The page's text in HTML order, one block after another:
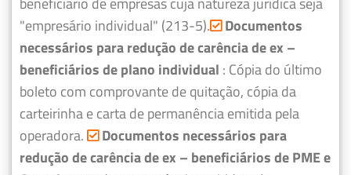
"empresário individual" (213-5). Documentos
necessários para redução de carência de ex –
beneficiários de plano individual : Cópia do último
boleto com comprovante de quitação, cópia da
carteirinha e carta de permanência emitida pela
operadora.
Documentos necessários para
redução de carência de ex – beneficiários de PME e